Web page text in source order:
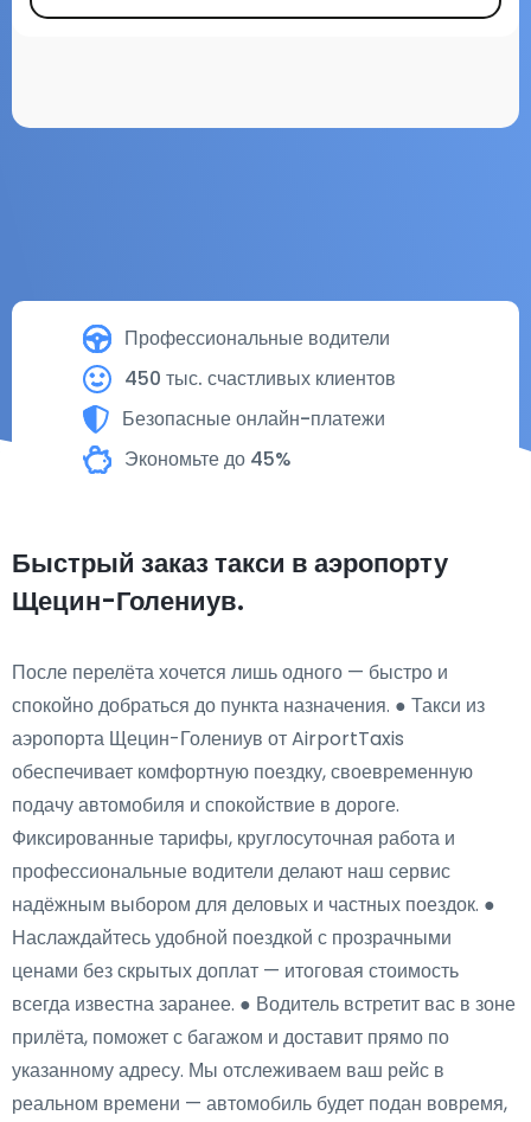
Профессиональные водители
450 тыс. счастливых клиентов
Безопасные онлайн-платежи
Экономьте до 45%
Быстрый заказ такси в аэропорту
Щецин-Голениув.
После перелёта хочется лишь одного — быстро и
спокойно добраться до пункта назначения. ● Такси из
аэропорта Щецин-Голениув от AirportTaxis
обеспечивает комфортную поездку, своевременную
подачу автомобиля и спокойствие в дороге.
Фиксированные тарифы, круглосуточная работа и
профессиональные водители делают наш сервис
надёжным выбором для деловых и частных поездок. ●
Наслаждайтесь удобной поездкой с прозрачными
ценами без скрытых доплат — итоговая стоимость
всегда известна заранее. ● Водитель встретит вас в зоне
прилёта, поможет с багажом и доставит прямо по
указанному адресу. Мы отслеживаем ваш рейс в
реальном времени — автомобиль будет подан вовремя,